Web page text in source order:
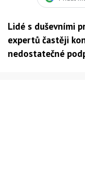
Lidé s duševními
expertů častěji
nedostatečné